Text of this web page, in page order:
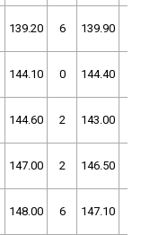
139.20 6 139.90
144.10 0 144.40
144.60 2 143.00
147.00 2 146.50
148.00 6 147.10